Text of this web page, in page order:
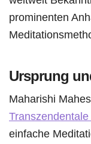
prominenten
Ursprung
Maharishi
einfache